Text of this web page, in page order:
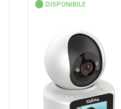
DISPONIBILE